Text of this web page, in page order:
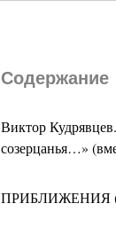
Содержание
Виктор
созерцанья…»
ПРИБЛИЖЕНИЯ